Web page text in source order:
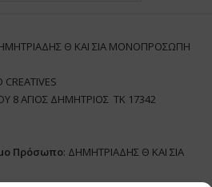
Θ ΚΑΙ ΣΙΑ ΜΟΝΟΠΡΟΣΩΠΗ
8 ΑΓΙΟΣ ΔΗΜΗΤΡΙΟΣ ΤΚ 17342
Πρόσωπο: ΔΗΜΗΤΡΙΑΔΗΣ Θ ΚΑΙ ΣΙΑ